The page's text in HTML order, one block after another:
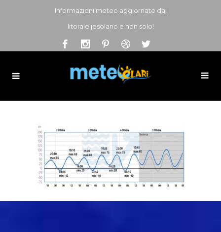
Informazioni meteo aggiornate dal
litorale jesolano e non solo!